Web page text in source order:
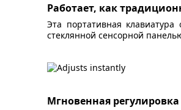
Работает, как
Эта портативная
стеклянной сенсорной
Мгновенная регулировка